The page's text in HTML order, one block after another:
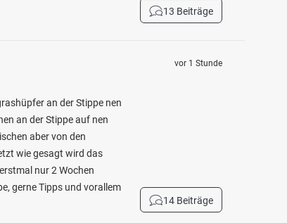
13 Beiträge
an der Stippe nen
an der Stippe auf nen
aber von den
wie gesagt wird das
nur 2 Wochen
gerne Tipps und vorallem
vor 1 Stunde
14 Beiträge